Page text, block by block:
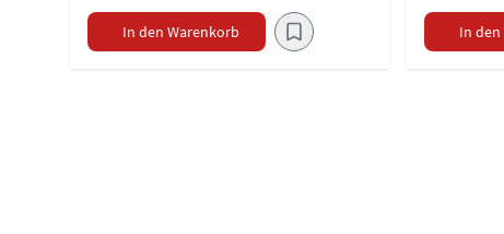
In den Warenkorb In